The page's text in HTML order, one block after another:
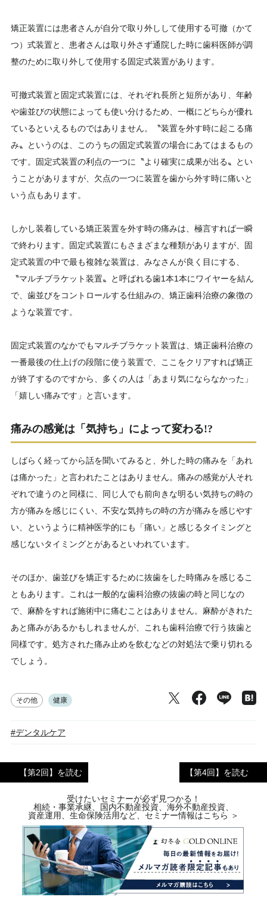
矯正装置には患者さんが自分で取り外しして使用する可撤（かて
つ）式装置と、患者さんは取り外さず通院した時に歯科医師が調
整のために取り外して使用する固定式装置があります。
可撤式装置と固定式装置には、それぞれ長所と短所があり、年齢
や歯並びの状態によっても使い分けるため、一概にどちらが優れ
ているといえるものではありません。〝装置を外す時に起こる痛
み〟というのは、このうちの固定式装置の場合にあてはまるもの
です。固定式装置の利点の一つに〝より確実に成果が出る〟とい
うことがありますが、欠点の一つに装置を歯から外す時に痛いと
いう点もあります。
しかし装着している矯正装置を外す時の痛みは、極言すれば一瞬
で終わります。固定式装置にもさまざまな種類がありますが、固
定式装置の中で最も複雑な装置は、みなさんが良く目にする、
〝マルチブラケット装置〟と呼ばれる歯1本1本にワイヤーを結ん
で、歯並びをコントロールする仕組みの、矯正歯科治療の象徴の
ような装置です。
固定式装置のなかでもマルチブラケット装置は、矯正歯科治療の
一番最後の仕上げの段階に使う装置で、ここをクリアすれば矯正
が終了するのですから、多くの人は「あまり気にならなかった」
「嬉しい痛みです」と言います。
痛みの感覚は「気持ち」によって変わる!?
しばらく経ってから話を聞いてみると、外した時の痛みを「あれ
は痛かった」と言われたことはありません。痛みの感覚が人それ
ぞれで違うのと同様に、同じ人でも前向きな明るい気持ちの時の
方が痛みを感じにくい、不安な気持ちの時の方が痛みを感じやす
い、というように精神医学的にも「痛い」と感じるタイミングと
感じないタイミングとがあるといわれています。
そのほか、歯並びを矯正するために抜歯をした時痛みを感じるこ
ともあります。これは一般的な歯科治療の抜歯の時と同じなの
で、麻酔をすれば施術中に痛むことはありません。麻酔がきれた
あと痛みがあるかもしれませんが、これも歯科治療で行う抜歯と
同様です。処方された痛み止めを飲むなどの対処法で乗り切れる
でしょう。
その他 健康
#デンタルケア
【第2回】を読む 【第4回】を読む
受けたいセミナーが必ず見つかる！
相続・事業承継、国内不動産投資、海外不動産投資、
資産運用、生命保険活用など、セミナー情報はこちら ＞